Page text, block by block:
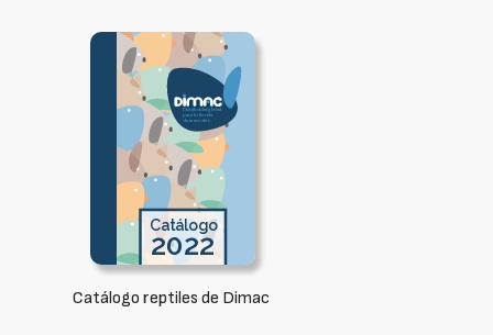
Catálogo reptiles de Dimac